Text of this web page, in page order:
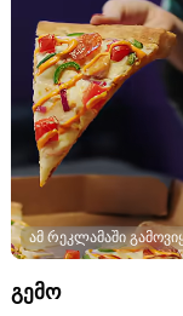
ამ რეკლამაში
გემო